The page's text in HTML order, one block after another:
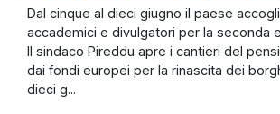
Dal cinque al dieci giugno il paese
accademici e divulgatori per la seconda
Il sindaco Pireddu apre i cantieri del
dai fondi europei per la rinascita dei
dieci g...